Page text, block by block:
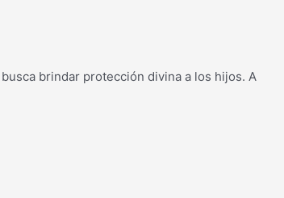
brindar protección divina a los hijos. A